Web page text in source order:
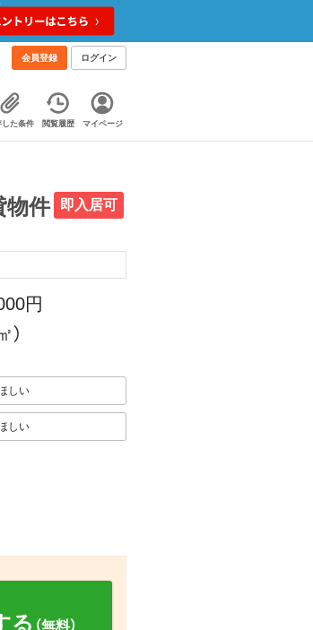
会員登録 ログイン
した条件 閲覧履歴 マイページ
物件 即入居可
円
しい
しい
る （無料）